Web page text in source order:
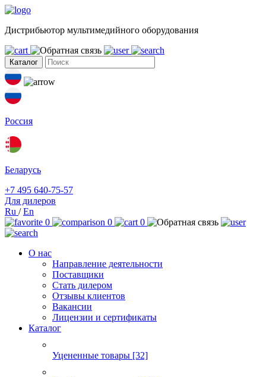
Дистрибьютор мультимедийного оборудования
Каталог
Россия
Беларусь
+7 495 640-75-57
Для дилеров
Ru /En
0
0 0
О нас
Направление деятельности
Поставщики
Стать дилером
Отзывы клиентов
Вакансии
Лицензии и сертификаты
Каталог
Уцененные товары [32]